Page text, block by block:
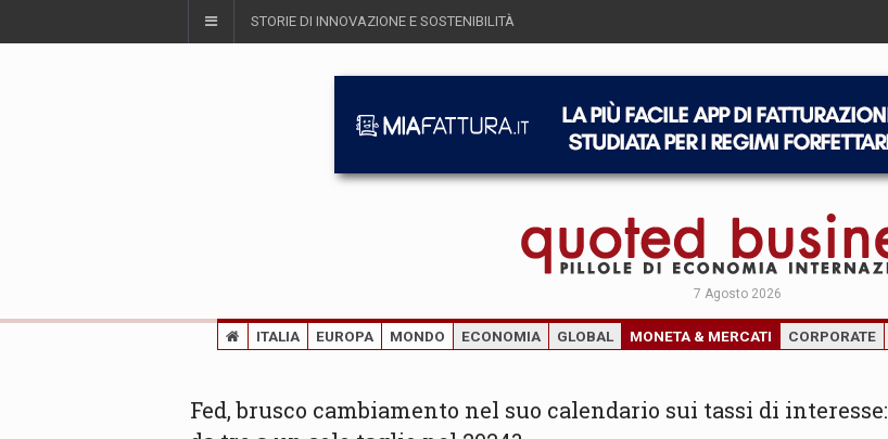
STORIE DI INNOVAZIONE E SOSTENIBILITÀ
7 Agosto 2026
ITALIA EUROPA MONDO ECONOMIA GLOBAL MONETA & MERCATI CORPORATE
Fed, brusco cambiamento nel suo calendario sui tassi di interesse: